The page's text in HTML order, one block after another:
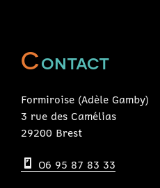
Contact
Formiroise (Adèle Gamby)
3 rue des Camélias
29200 Brest
O6 95 87 83 33